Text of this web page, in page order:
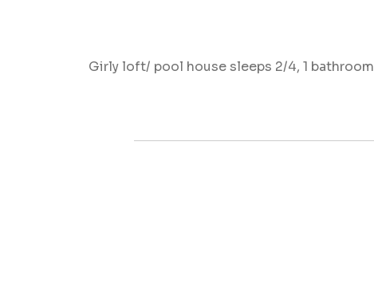
Girly loft/ pool house sleeps 2/4, 1 bathroom